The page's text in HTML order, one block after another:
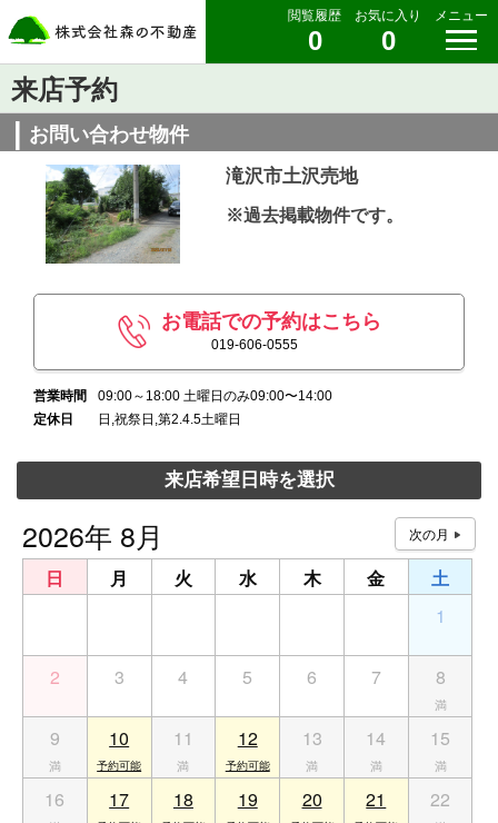
閲覧履歴
0
お気に入り
0
メニュー
来店予約
お問い合わせ物件
滝沢市土沢売地
※過去掲載物件です。
お電話での予約はこちら
019-606-0555
営業時間
09:00～18:00 土曜日のみ09:00〜14:00
定休日
日,祝祭日,第2.4.5土曜日
来店希望日時を選択
2026年 8月
日 月 火 水 木 金
土
1
2 3 4 5 6 7 8
9 10 11 12 13 14 15
16 17 18 19 20 21 22